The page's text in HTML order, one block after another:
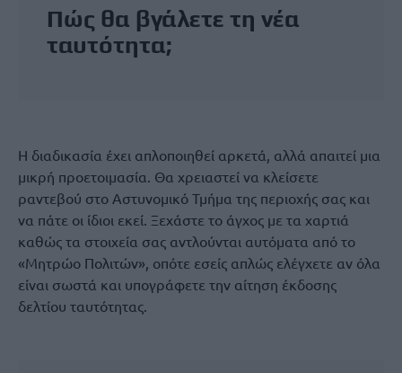
Πώς θα βγάλετε τη νέα
ταυτότητα;
Η διαδικασία έχει απλοποιηθεί αρκετά, αλλά απαιτεί μια
μικρή προετοιμασία. Θα χρειαστεί να κλείσετε
ραντεβού στο Αστυνομικό Τμήμα της περιοχής σας και
να πάτε οι ίδιοι εκεί. Ξεχάστε το άγχος με τα χαρτιά
καθώς τα στοιχεία σας αντλούνται αυτόματα από το
«Μητρώο Πολιτών», οπότε εσείς απλώς ελέγχετε αν όλα
είναι σωστά και υπογράφετε την αίτηση έκδοσης
δελτίου ταυτότητας.